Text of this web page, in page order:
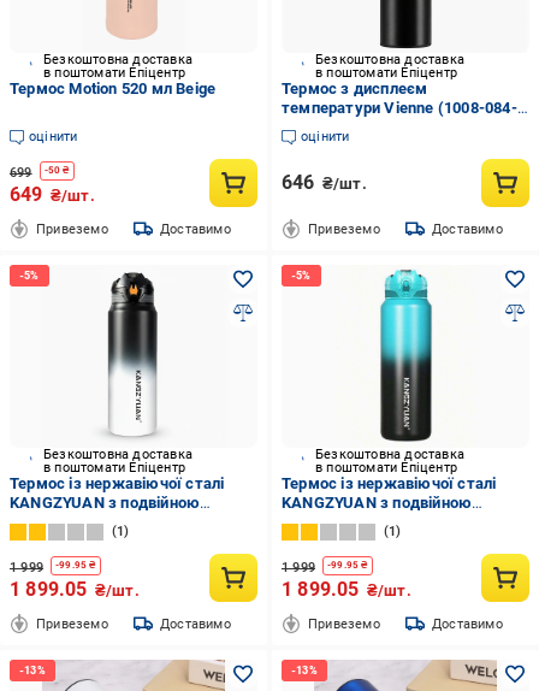
Безкоштовна доставка
в поштомати Епіцентр
Термос Motion 520 мл Beige
оцінити
699 -50 ₴
649 ₴/шт.
Привеземо Доставимо
Безкоштовна доставка
в поштомати Епіцентр
Термос з дисплеєм
температури Vienne (1008-084-
00)
оцінити
646 ₴/шт.
Привеземо Доставимо
Безкоштовна доставка
в поштомати Епіцентр
Термос із нержавіючої сталі
KANGZYUAN з подвійною
стінкою вакуумний 1000 мл
градієнт Чорний (2456521227)
1
1 999 -99.95 ₴
1 899.05 ₴/шт.
Привеземо Доставимо
Безкоштовна доставка
в поштомати Епіцентр
Термос із нержавіючої сталі
KANGZYUAN з подвійною
стінкою вакуумний 1000 мл
градієнт Блакитний
(2456523202)
1
1 999 -99.95 ₴
1 899.05 ₴/шт.
Привеземо Доставимо